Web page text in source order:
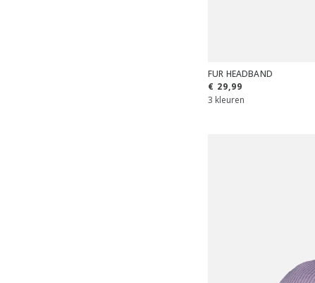
FUR HEADBAND
€ 29,99
3 kleuren